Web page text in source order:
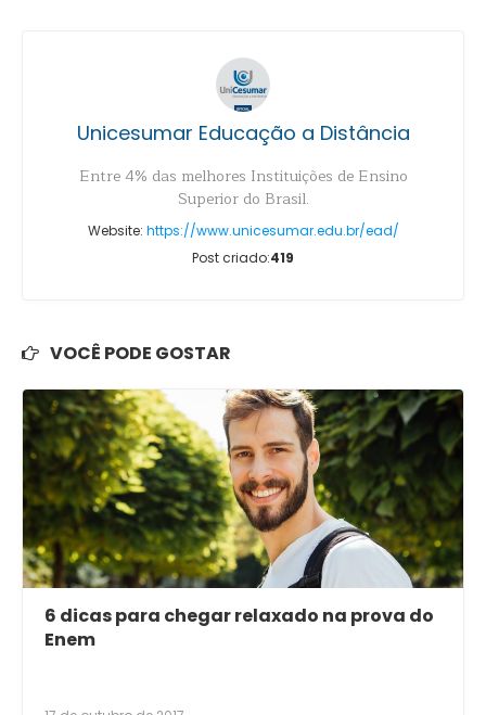
Unicesumar Educação a Distância
Entre 4% das melhores Instituições de Ensino
Superior do Brasil.
Website: https://www.unicesumar.edu.br/ead/
Post criado:419
VOCÊ PODE GOSTAR
6 dicas para chegar relaxado na prova do
Enem